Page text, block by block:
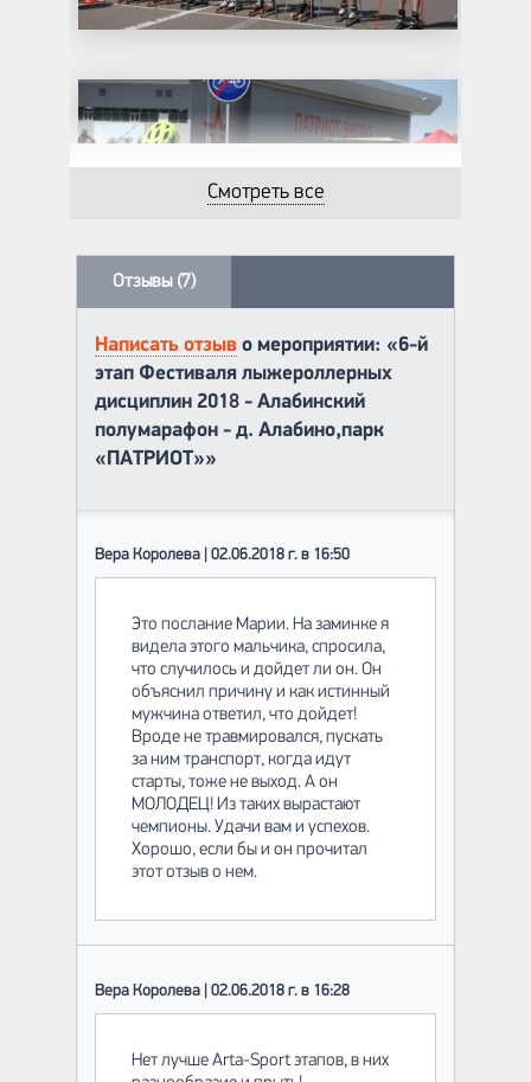
Смотреть все
Отзывы (7)
Написать отзыв о мероприятии: «6-й
этап Фестиваля лыжероллерных
дисциплин 2018 - Алабинский
полумарафон - д. Алабино,парк
«ПАТРИОТ»»
Вера Королева | 02.06.2018 г. в 16:50
Это послание Марии. На заминке я
видела этого мальчика, спросила,
что случилось и дойдет ли он. Он
объяснил причину и как истинный
мужчина ответил, что дойдет!
Вроде не травмировался, пускать
за ним транспорт, когда идут
старты, тоже не выход. А он
МОЛОДЕЦ! Из таких вырастают
чемпионы. Удачи вам и успехов.
Хорошо, если бы и он прочитал
этот отзыв о нем.
Вера Королева | 02.06.2018 г. в 16:28
Нет лучше Arta-Sport этапов, в них